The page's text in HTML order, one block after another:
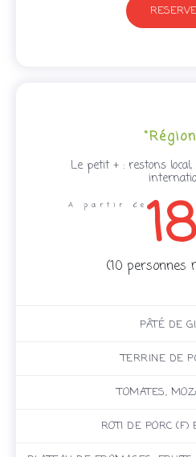
Le petit + : restons
A partir de
(10 personnes
PÂTÉ DE
TERRINE DE
TOMATES,
ROTI DE PORC (F)